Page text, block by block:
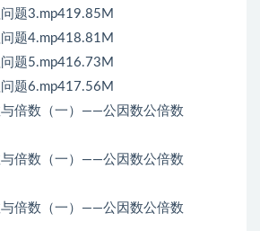
题3.mp419.85M
题4.mp418.81M
题5.mp416.73M
题6.mp417.56M
倍数（一）——公因数公倍数
倍数（一）——公因数公倍数
倍数（一）——公因数公倍数